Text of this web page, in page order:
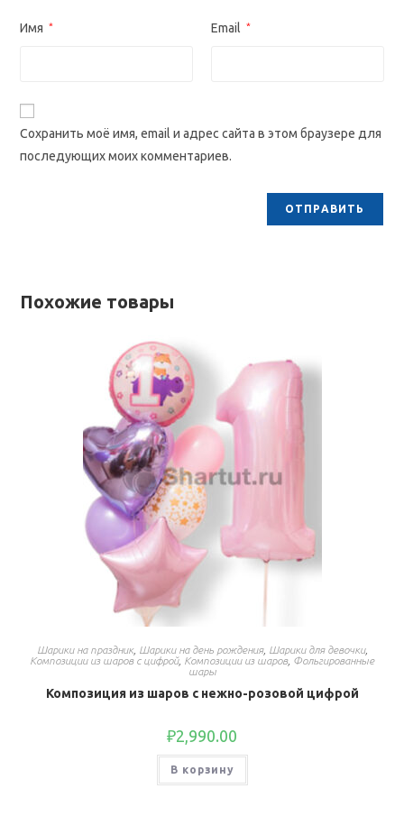
Имя * Email *
Сохранить моё имя, email и адрес сайта в этом браузере для
последующих моих комментариев.
Похожие товары
Шарики на праздник, Шарики на день рождения, Шарики для девочки,
Композиции из шаров с цифрой, Композиции из шаров, Фольгированные
шары
Композиция из шаров с нежно-розовой цифрой
₽2,990.00
В корзину